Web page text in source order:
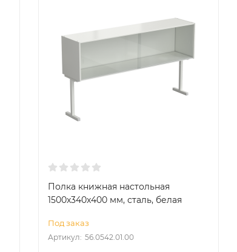
Полка книжная настольная
1500x340x400 мм, сталь, белая
Под заказ
Артикул: 56.0542.01.00